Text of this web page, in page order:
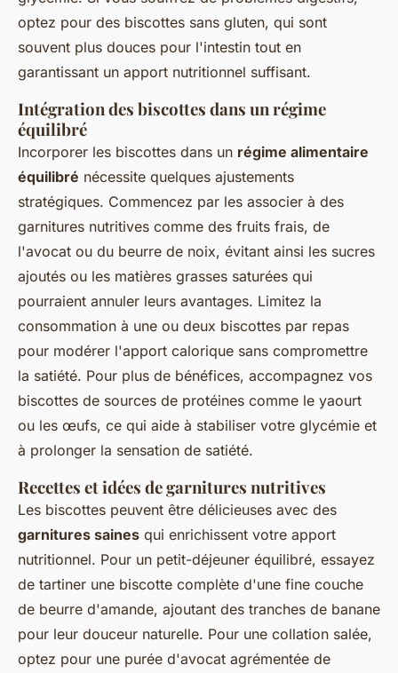
optez pour des biscottes sans gluten, qui sont
souvent plus douces pour l'intestin tout en
garantissant un apport nutritionnel suffisant.
Intégration des biscottes dans un régime
équilibré
Incorporer les biscottes dans un régime alimentaire
équilibré nécessite quelques ajustements
stratégiques. Commencez par les associer à des
garnitures nutritives comme des fruits frais, de
l'avocat ou du beurre de noix, évitant ainsi les sucres
ajoutés ou les matières grasses saturées qui
pourraient annuler leurs avantages. Limitez la
consommation à une ou deux biscottes par repas
pour modérer l'apport calorique sans compromettre
la satiété. Pour plus de bénéfices, accompagnez vos
biscottes de sources de protéines comme le yaourt
ou les œufs, ce qui aide à stabiliser votre glycémie et
à prolonger la sensation de satiété.
Recettes et idées de garnitures nutritives
Les biscottes peuvent être délicieuses avec des
garnitures saines qui enrichissent votre apport
nutritionnel. Pour un petit-déjeuner équilibré, essayez
de tartiner une biscotte complète d'une fine couche
de beurre d'amande, ajoutant des tranches de banane
pour leur douceur naturelle. Pour une collation salée,
optez pour une purée d'avocat agrémentée de